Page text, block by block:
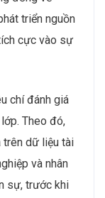
triển nguồn
cực vào sự
chí đánh giá
Theo đó,
trên dữ liệu tài
và nhân
sự, trước khi